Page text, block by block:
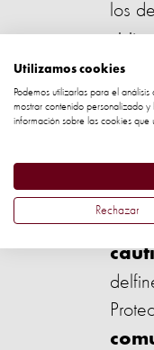
los
“
Utilizamos cookies
Podemos utilizarlas para el
mostrar contenido personalizado
información sobre las cookies que
Rechazar